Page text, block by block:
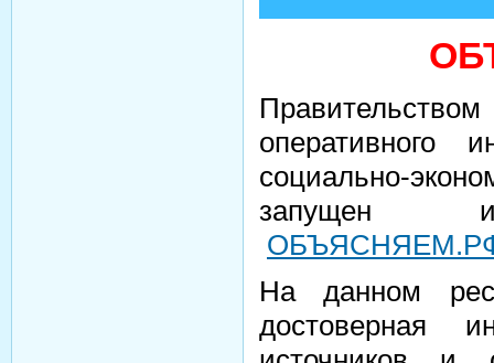
оперативного
социально-
запущен
На данном
достоверная